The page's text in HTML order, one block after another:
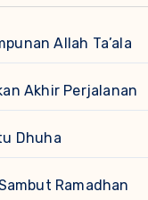
Allah Ta’ala
Akhir Perjalanan
Dhuha
Ramadhan